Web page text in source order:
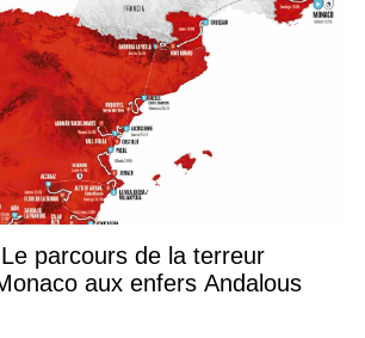
parcours de la terreur
aux enfers Andalous